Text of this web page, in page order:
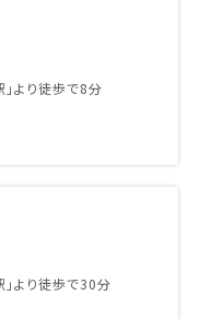
より徒歩で8分
」より徒歩で30分